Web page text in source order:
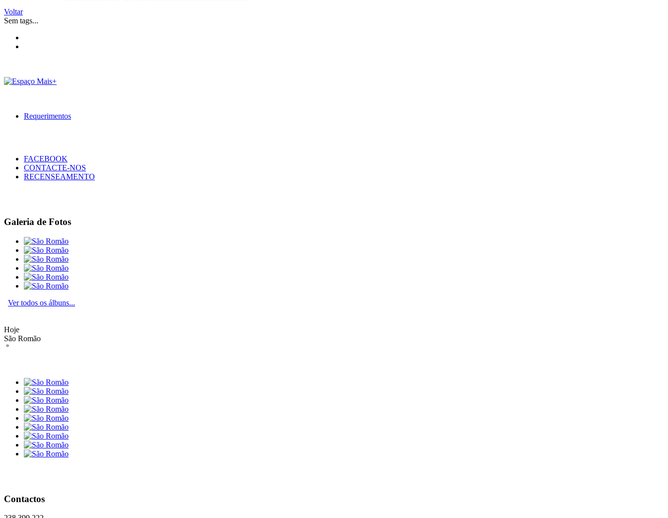
Voltar
Sem tags...
Requerimentos
FACEBOOK
CONTACTE-NOS
RECENSEAMENTO
Galeria de Fotos
Ver todos os álbuns...
Hoje
São Romão
°
Contactos